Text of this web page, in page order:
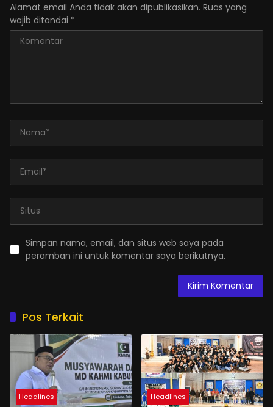
Alamat email Anda tidak akan dipublikasikan. Ruas yang
wajib ditandai *
Simpan nama, email, dan situs web saya pada
peramban ini untuk komentar saya berikutnya.
Pos Terkait
Headlines Headlines